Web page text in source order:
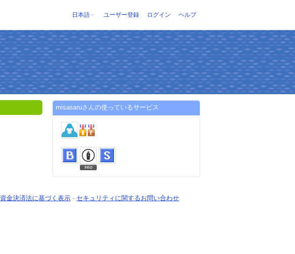
日本語 ユーザー登録 ログイン ヘルプ
misasaruさんの使っているサービス
資金決済法に基づく表示 - セキュリティに関するお問い合わせ